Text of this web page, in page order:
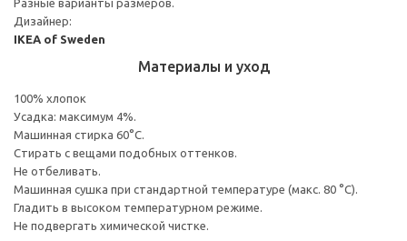
Дизайнер:
IKEA of Sweden
Материалы и уход
100% хлопок
Усадка: максимум 4%.
Машинная стирка 60°С.
Cтирать с вещами подобных оттенков.
Не отбеливать.
Машинная сушка при стандартной температуре (макс. 80 °C).
Гладить в высоком температурном режиме.
Не подвергать химической чистке.